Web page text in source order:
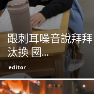
跟刺耳噪音說拜
汰換 國...
editor -